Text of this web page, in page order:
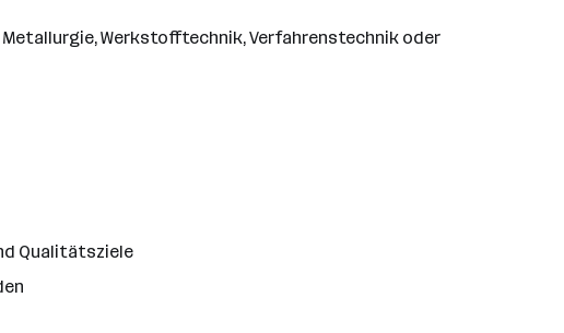
Werkstofftechnik, Verfahrenstechnik oder
Qualitätsziele